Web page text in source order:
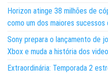
Horizon atinge 38 milhões de
como um dos maiores sucessos
Sony prepara o lançamento de
Xbox e muda a história dos
Extraordinária: Temporada 2